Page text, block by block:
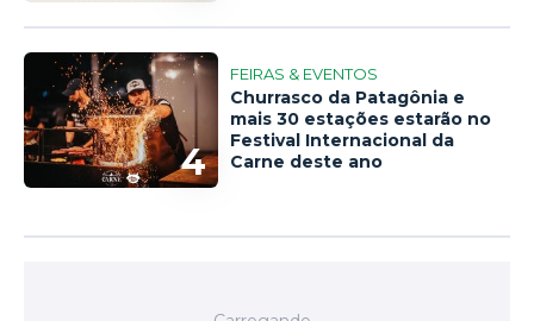
4
FEIRAS & EVENTOS
Churrasco da Patagônia e
mais 30 estações estarão no
Festival Internacional da
Carne deste ano